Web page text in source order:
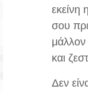
εκείνη
σου
μάλλον
και
Δεν